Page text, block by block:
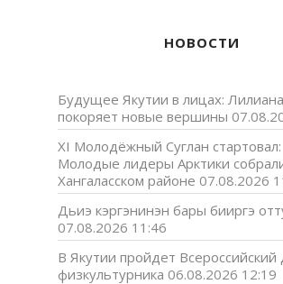
НОВОСТИ
Будущее Якутии в лицах:
покоряет новые вершины
XI Молодёжный Суглан стартовал:
Молодые лидеры Арктики
Хангаласском районе 07.08.2026
Дьиэ кэргэнинэн бары бииргэ
07.08.2026 11:46
В Якутии пройдет Всероссийский
физкультурника 06.08.2026 12:19